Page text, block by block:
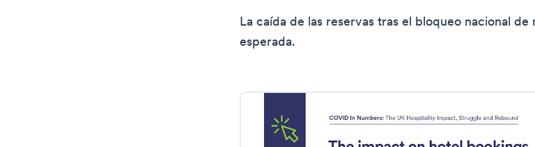
La caída de las reservas tras el bloqueo nacional de
esperada.